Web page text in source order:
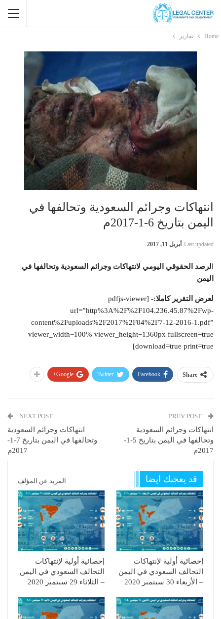
Home تقارير
انتهاكات وجرائم السعودية وتحالفها في
اليمن بتاريخ 6-1-2017م
Last updated أبريل 11, 2017
لرصد الحقوقي اليومي لانتهاكات وجرائم السعودية وتحالفها في
اليمن
لعرض التقرير كاملا:- [pdfjs-viewer
url=”http%3A%2F%2F104.236.45.87%2Fwp-
content%2Fuploads%2F2017%2F04%2F7-12-2016-1.pdf”
viewer_width=100% viewer_height=1360px fullscreen=true
download=true print=true]
Share
Facebook
Twitter
Google+
انتهاكات وجرائم السعودية
وتحالفها في اليمن بتاريخ 5-1-
2017م
NEXT POST
انتهاكات وجرائم السعودية
وتحالفها في اليمن بتاريخ 7-1-
2017م
قد يعجبك ايضا المزيد عن المؤلف
إحصائية أولية لإنتهاكات
التحالف السعودي في اليمن
– الأربعاء 30 سبتمبر 2020
إحصائية أولية لإنتهاكات
التحالف السعودي في اليمن
– الثلاثاء 29 سبتمبر 2020